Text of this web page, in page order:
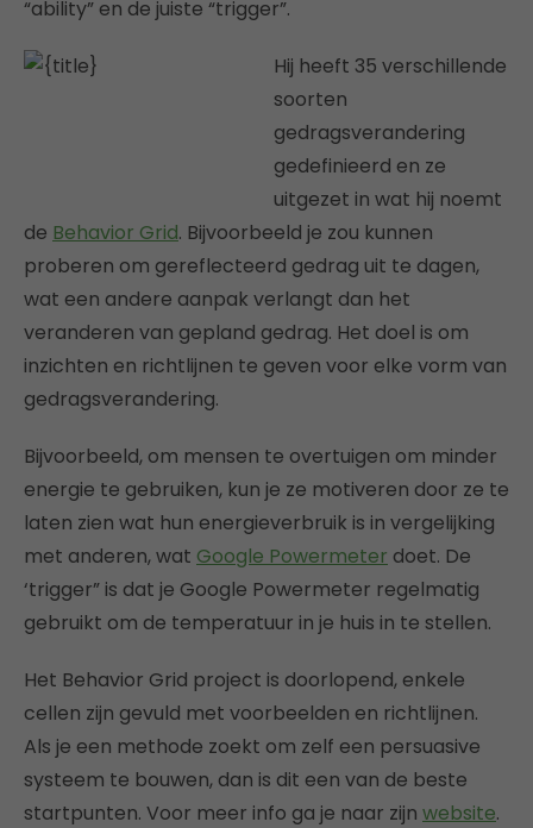
“ability” en de juiste “trigger”.
Hij heeft 35 verschillende
soorten
gedragsverandering
gedefinieerd en ze
uitgezet in wat hij noemt
de Behavior Grid. Bijvoorbeeld je zou kunnen
proberen om gereflecteerd gedrag uit te dagen,
wat een andere aanpak verlangt dan het
veranderen van gepland gedrag. Het doel is om
inzichten en richtlijnen te geven voor elke vorm van
gedragsverandering.
Bijvoorbeeld, om mensen te overtuigen om minder
energie te gebruiken, kun je ze motiveren door ze te
laten zien wat hun energieverbruik is in vergelijking
met anderen, wat Google Powermeter doet. De
‘trigger” is dat je Google Powermeter regelmatig
gebruikt om de temperatuur in je huis in te stellen.
Het Behavior Grid project is doorlopend, enkele
cellen zijn gevuld met voorbeelden en richtlijnen.
Als je een methode zoekt om zelf een persuasive
systeem te bouwen, dan is dit een van de beste
startpunten. Voor meer info ga je naar zijn website.